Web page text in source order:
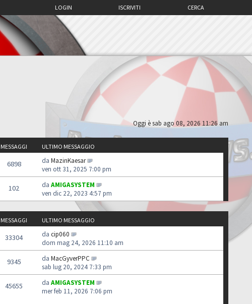
CERCA
ISCRIVITI
LOGIN
Oggi è sab ago 08, 2026 11:26 am
MESSAGGI ULTIMO MESSAGGIO
6898 da MazinKaesar
ven ott 31, 2025 7:00 pm
102 da AMIGASYSTEM
ven dic 22, 2023 4:57 pm
MESSAGGI ULTIMO MESSAGGIO
33304 da cip060
dom mag 24, 2026 11:10 am
9345 da MacGyverPPC
sab lug 20, 2024 7:33 pm
45655 da AMIGASYSTEM
mer feb 11, 2026 7:06 pm